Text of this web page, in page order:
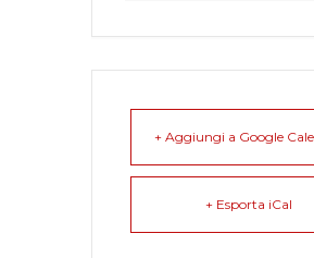
+ Aggiungi a Google
+ Esporta iCal